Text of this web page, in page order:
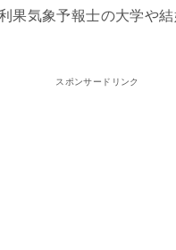
果気象予報士の大学や
スポンサードリンク